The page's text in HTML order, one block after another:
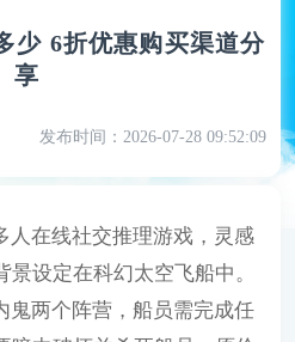
少 6折优惠购买渠道分
享
发布时间：2026-07-28 09:52:09
人在线社交推理游戏，灵感
设定在科幻太空飞船中。
鬼两个阵营，船员需完成任